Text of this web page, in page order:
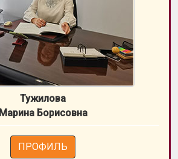
Тужилова
Марина Борисовна
ПРОФИЛЬ